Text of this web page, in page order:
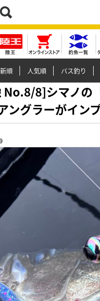
順 人気順 バス釣り
No.8/8]シマノの
ングラーがイン